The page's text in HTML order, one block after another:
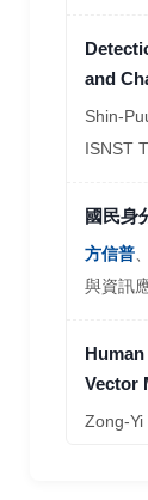
and
Shin-
ISNST
國民身
方信普
與資訊
Vector
Zong-Yi